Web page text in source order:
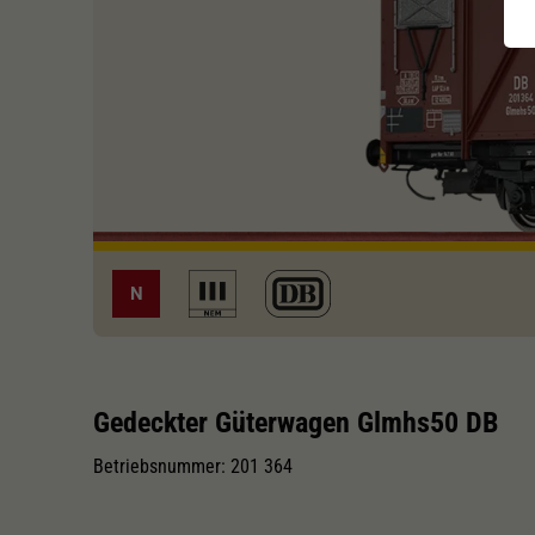
N
Gedeckter Güterwagen Glmhs50 DB
Betriebsnummer: 201 364